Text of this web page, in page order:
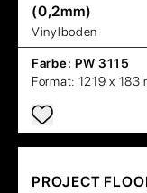
(0,2mm)
Vinylboden
Farbe: PW 3115
Format: 1219 x 183
PROJECT